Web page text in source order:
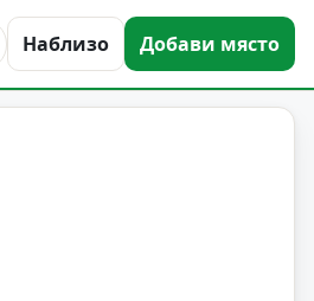
Наблизо Добави място
Област: София